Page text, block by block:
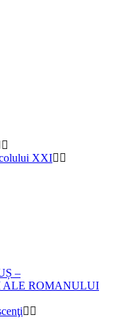
XXI
–
ALE ROMANULUI